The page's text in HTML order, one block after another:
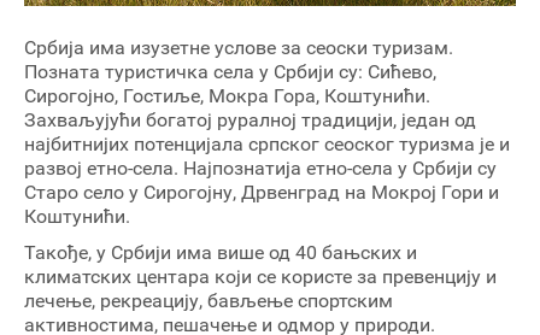
Србија има изузетне услове за сеоски туризам.
Позната туристичка села у Србији су: Сићево,
Сирогојно, Гостиље, Мокра Гора, Коштунићи.
Захваљујући богатој руралној традицији, један од
најбитнијих потенцијала српског сеоског туризма је и
развој етно-села. Најпознатија етно-села у Србији су
Старо село у Сирогојну, Дрвенград на Мокрој Гори и
Коштунићи.
Такође, у Србији има више од 40 бањских и
климатских центара који се користе за превенцију и
лечење, рекреацију, бављење спортским
активностима, пешачење и одмор у природи.